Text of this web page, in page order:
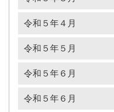
令和５年４月
令和５年５月
令和５年６月
令和５年６月